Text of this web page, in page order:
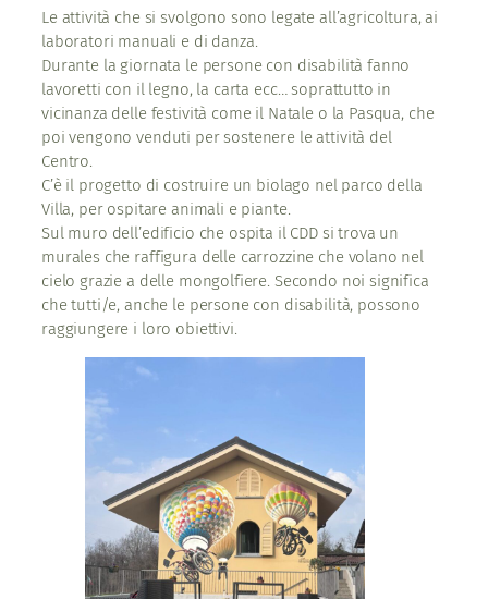
Le attività che si svolgono sono legate all’agricoltura, ai
laboratori manuali e di danza.
Durante la giornata le persone con disabilità fanno
lavoretti con il legno, la carta ecc… soprattutto in
vicinanza delle festività come il Natale o la Pasqua, che
poi vengono venduti per sostenere le attività del
Centro.
C’è il progetto di costruire un biolago nel parco della
Villa, per ospitare animali e piante.
Sul muro dell’edificio che ospita il CDD si trova un
murales che raffigura delle carrozzine che volano nel
cielo grazie a delle mongolfiere. Secondo noi significa
che tutti/e, anche le persone con disabilità, possono
raggiungere i loro obiettivi.